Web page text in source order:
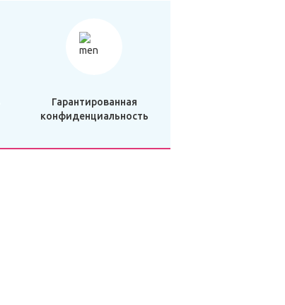
Гарантированная
конфиденциальность